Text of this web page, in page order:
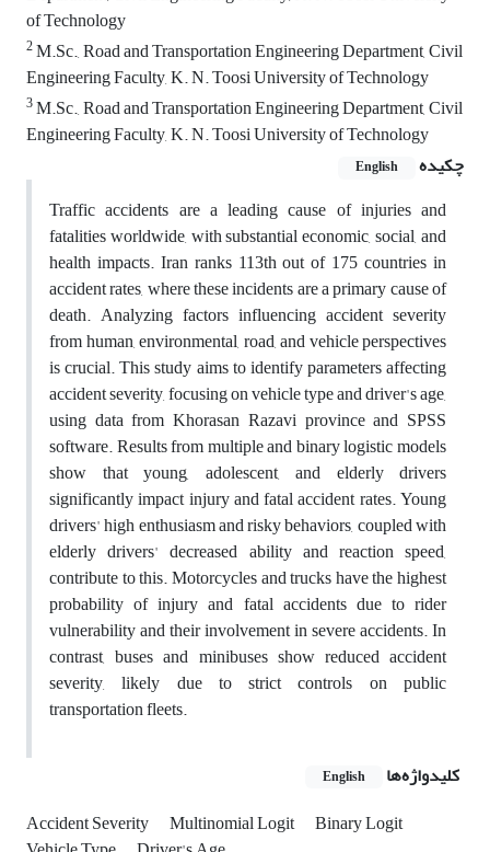
of Technology
2M.Sc., Road and Transportation Engineering Department, Civil
Engineering Faculty, K. N. Toosi University of Technology
3M.Sc., Road and Transportation Engineering Department, Civil
Engineering Faculty, K. N. Toosi University of Technology
چکیده
English
Traffic accidents are a leading cause of injuries and
fatalities worldwide, with substantial economic, social, and
health impacts. Iran ranks 113th out of 175 countries in
accident rates, where these incidents are a primary cause of
death. Analyzing factors influencing accident severity
from human, environmental, road, and vehicle perspectives
is crucial. This study aims to identify parameters affecting
accident severity, focusing on vehicle type and driver's age,
using data from Khorasan Razavi province and SPSS
software. Results from multiple and binary logistic models
show that young, adolescent, and elderly drivers
significantly impact injury and fatal accident rates. Young
drivers' high enthusiasm and risky behaviors, coupled with
elderly drivers' decreased ability and reaction speed,
contribute to this. Motorcycles and trucks have the highest
probability of injury and fatal accidents due to rider
vulnerability and their involvement in severe accidents. In
contrast, buses and minibuses show reduced accident
severity, likely due to strict controls on public
transportation fleets.
کلیدواژه‌ها
English
Accident Severity Multinomial Logit Binary Logit